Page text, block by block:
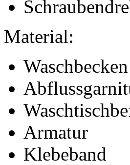
Material:
Waschbecken
Armatur
Klebeband